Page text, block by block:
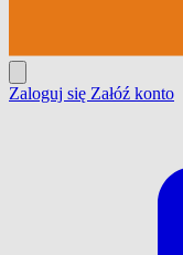
Zaloguj się Załóź konto